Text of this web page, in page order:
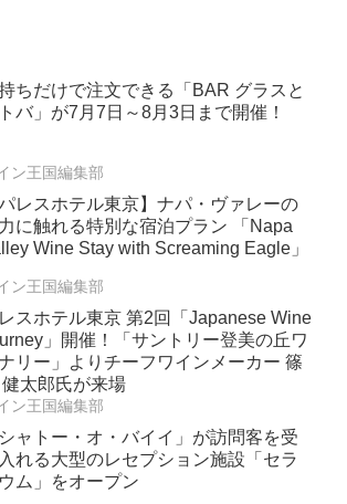
ちだけで注文できる「BAR グラスと
バ」が7月7日～8月3日まで開催！
ン王国編集部
パレスホテル東京】ナパ・ヴァレーの
に触れる特別な宿泊プラン 「Napa
Wine Stay with Screaming Eagle」
ン王国編集部
スホテル東京 第2回「Japanese Wine
」開催！「サントリー登美の丘ワ
リー」よりチーフワインメーカー 篠
健太郎氏が来場
ン王国編集部
シャトー・オ・バイイ」が訪問客を受
れる大型のレセプション施設「セラ
ム」をオープン